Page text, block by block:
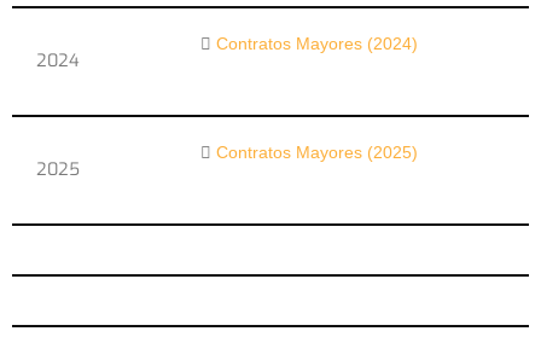
2024
Contratos Mayores (2024)
2025
Contratos Mayores (2025)